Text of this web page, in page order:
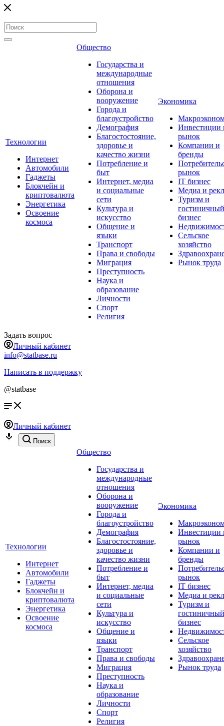
Технологии
Интернет
Автомобили
Гаджеты
Блокчейн и
криптовалюта
Энергетика
Освоение
космоса
Общество
Государства и
международные
отношения
Оборона и
вооружение
Города и
благоустройство
Демография
Благостостояние,
здоровье и
качество жизни
Потребление и
быт
Интернет, медиа
и социальные
сети
Культура и
искусство
Общение и
языки
Транспорт
Права и свободы
Миграция
Преступность
Наука и
образование
Личности
Спорт
Религия
Экономика
Инвестиции
рынок
Компании и
бренды
рынок
IT бизнес
Медиа и
Туризм и
гостиничный
бизнес
Сельское
хозяйство
Рынок труда
Задать вопрос
Личный кабинет
info@statbase.ru
Написать в поддержку
@statbase
Личный кабинет
Поиск
Технологии
Интернет
Автомобили
Гаджеты
Блокчейн и
криптовалюта
Энергетика
Освоение
космоса
Общество
Государства и
международные
отношения
Оборона и
вооружение
Города и
благоустройство
Демография
Благостостояние,
здоровье и
качество жизни
Потребление и
быт
Интернет, медиа
и социальные
сети
Культура и
искусство
Общение и
языки
Транспорт
Права и свободы
Миграция
Преступность
Наука и
образование
Личности
Спорт
Религия
Экономика
Инвестиции
рынок
Компании и
бренды
рынок
IT бизнес
Медиа и
Туризм и
гостиничный
бизнес
Сельское
хозяйство
Рынок труда